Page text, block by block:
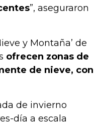
”, aseguraron
y Montaña’ de
ofrecen zonas de
de nieve, con
de invierno
día a escala